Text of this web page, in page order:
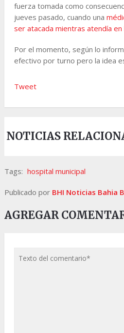
fuerza tomada como
jueves pasado, cuando una
ser atacada mientras atendía en
Por el momento, según lo
efectivo por turno pero la idea
Tweet
NOTICIAS
Tags: hospital municipal
Publicado por BHI Noticias Bahia
AGREGAR